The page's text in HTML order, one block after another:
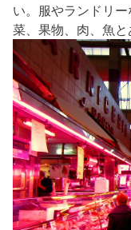
い。服やランドリ
菜、果物、肉、魚と